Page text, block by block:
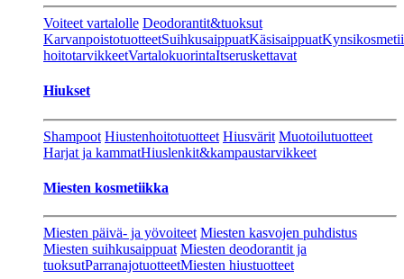
Voiteet vartalolle Deodorantit&tuoksut
KarvanpoistotuotteetSuihkusaippuatKäsisaippuat
hoitotarvikkeetVartalokuorintaItseruskettavat
Hiukset
Shampoot Hiustenhoitotuotteet Hiusvärit Muotoilutuotteet
Harjat ja kammatHiuslenkit&kampaustarvikkeet
Miesten kosmetiikka
Miesten päivä- ja yövoiteet Miesten kasvojen puhdistus
Miesten suihkusaippuat Miesten deodorantit ja
tuoksutParranajotuotteetMiesten hiustuotteet